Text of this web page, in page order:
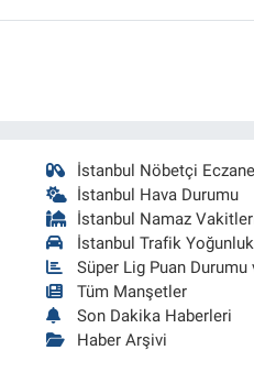
İstanbul Nöbetçi
İstanbul Hava Durumu
İstanbul Namaz
İstanbul Trafik
Süper Lig Puan Durumu
Tüm Manşetler
Son Dakika Haberleri
Haber Arşivi